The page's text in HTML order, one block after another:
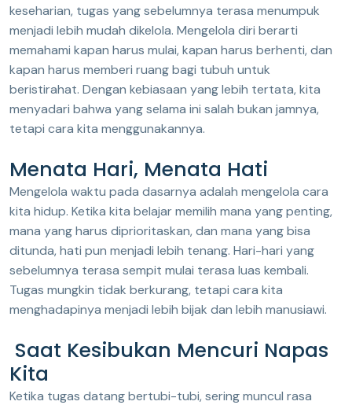
keseharian, tugas yang sebelumnya terasa menumpuk
menjadi lebih mudah dikelola. Mengelola diri berarti
memahami kapan harus mulai, kapan harus berhenti, dan
kapan harus memberi ruang bagi tubuh untuk
beristirahat. Dengan kebiasaan yang lebih tertata, kita
menyadari bahwa yang selama ini salah bukan jamnya,
tetapi cara kita menggunakannya.
Menata Hari, Menata Hati
Mengelola waktu pada dasarnya adalah mengelola cara
kita hidup. Ketika kita belajar memilih mana yang penting,
mana yang harus diprioritaskan, dan mana yang bisa
ditunda, hati pun menjadi lebih tenang. Hari-hari yang
sebelumnya terasa sempit mulai terasa luas kembali.
Tugas mungkin tidak berkurang, tetapi cara kita
menghadapinya menjadi lebih bijak dan lebih manusiawi.
Saat Kesibukan Mencuri Napas
Kita
Ketika tugas datang bertubi-tubi, sering muncul rasa